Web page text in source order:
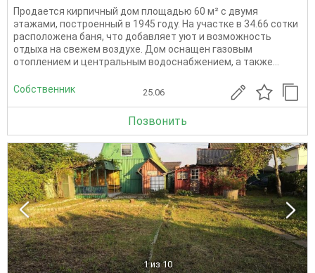
Продается кирпичный дом площадью 60 м² с двумя
этажами, построенный в 1945 году. На участке в 34.66 сотки
расположена баня, что добавляет уют и возможность
отдыха на свежем воздухе. Дом оснащен газовым
отоплением и центральным водоснабжением, а также...
Собственник 25.06
Позвонить
1 из 10